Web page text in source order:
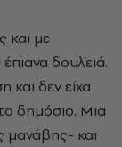
και με
δουλειά.
δεν είχα
δημόσιο. Μια
μανάβης- και